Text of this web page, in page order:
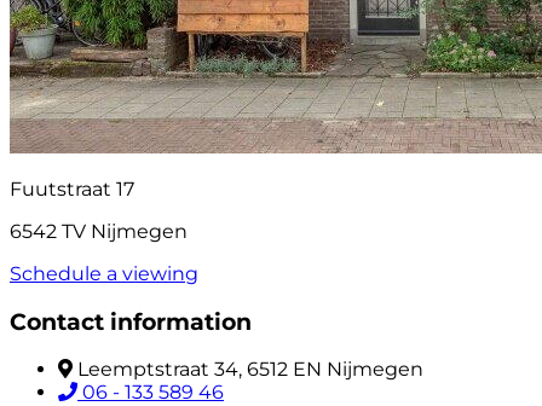
Fuutstraat 17
6542 TV Nijmegen
Schedule a viewing
Contact information
Leemptstraat 34, 6512 EN Nijmegen
06 - 133 589 46